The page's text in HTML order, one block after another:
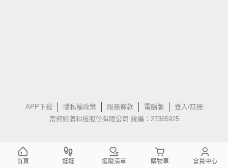
APP下載 隱私權政策 服務條款 電腦版
登入/註冊
富邦媒體科技股份有限公司 統編：27365925
首頁 逛逛 追蹤清單 購物車 會員中心